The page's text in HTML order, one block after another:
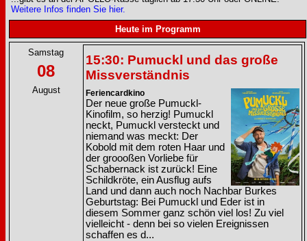
Weitere Infos finden Sie hier.
Heute im Programm
Samstag
08
August
15:30: Pumuckl und das große
Missverständnis
Feriencardkino
Der neue große Pumuckl-
Kinofilm, so herzig! Pumuckl
neckt, Pumuckl versteckt und
niemand was meckt: Der
Kobold mit dem roten Haar und
der groooßen Vorliebe für
Schabernack ist zurück! Eine
Schildkröte, ein Ausflug aufs
Land und dann auch noch Nachbar Burkes
Geburtstag: Bei Pumuckl und Eder ist in
diesem Sommer ganz schön viel los! Zu viel
vielleicht - denn bei so vielen Ereignissen
schaffen es d...